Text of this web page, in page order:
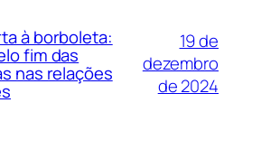
à borboleta:
fim das
nas relações
19 de
dezembro
de 2024